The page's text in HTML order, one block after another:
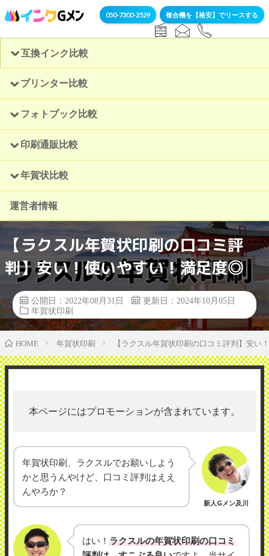
050-7300-2529 複合機を【格安】でリースする
互換インク比較
プリンター比較
フォトブック比較
印刷通販比較
年賀状比較
運営者情報
【ラクスル年賀状印刷の口コミ評
判】安い！使いやすい！満足度◎
公開日：2022年08月31日
更新日：2024年10月05日
年賀状印刷
HOME 年賀状印刷 【ラクスル年賀状印刷の口コミ評判】安
本ページにはプロモーションが含まれています。
年賀状印刷、ラクスルでお願いしよう
かと思うんやけど、口コミ評判はええ
んやろか？
新人Gメン及川
はい！ ラクスルの年賀状印刷の口コミ